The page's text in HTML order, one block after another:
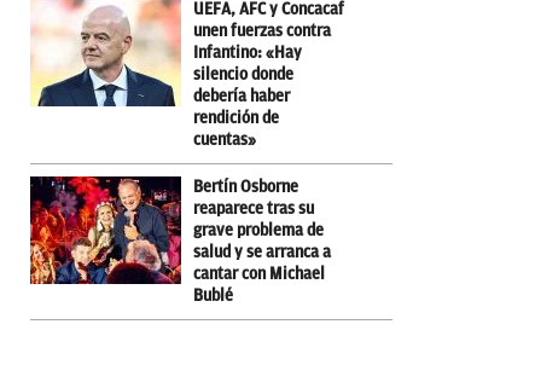
UEFA, AFC y Concacaf
unen fuerzas contra
Infantino: «Hay
silencio donde
debería haber
rendición de
cuentas»
Bertín Osborne
reaparece tras su
grave problema de
salud y se arranca a
cantar con Michael
Bublé